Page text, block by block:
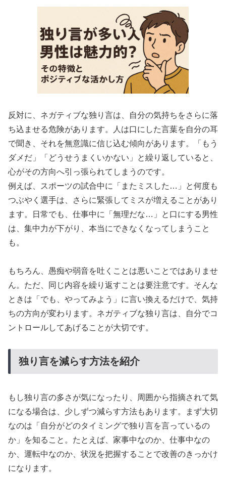
反対に、ネガティブな独り言は、自分の気持ちをさらに落
ち込ませる危険があります。人は口にした言葉を自分の耳
で聞き、それを無意識に信じ込む傾向があります。「もう
ダメだ」「どうせうまくいかない」と繰り返していると、
心がその方向へ引っ張られてしまうのです。
例えば、スポーツの試合中に「またミスした…」と何度も
つぶやく選手は、さらに緊張してミスが増えることがあり
ます。日常でも、仕事中に「無理だな…」と口にする男性
は、集中力が下がり、本当にできなくなってしまうこと
も。
もちろん、愚痴や弱音を吐くことは悪いことではありませ
ん。ただ、同じ内容を繰り返すことは要注意です。そんな
ときは「でも、やってみよう」に言い換えるだけで、気持
ちの方向が変わります。ネガティブな独り言は、自分でコ
ントロールしてあげることが大切です。
独り言を減らす方法を紹介
もし独り言の多さが気になったり、周囲から指摘されて気
になる場合は、少しずつ減らす方法もあります。まず大切
なのは「自分がどのタイミングで独り言を言っているの
か」を知ること。たとえば、家事中なのか、仕事中なの
か、運転中なのか、状況を把握することで改善のきっかけ
になります。